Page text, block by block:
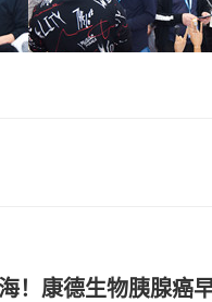
！康德生物胰腺癌